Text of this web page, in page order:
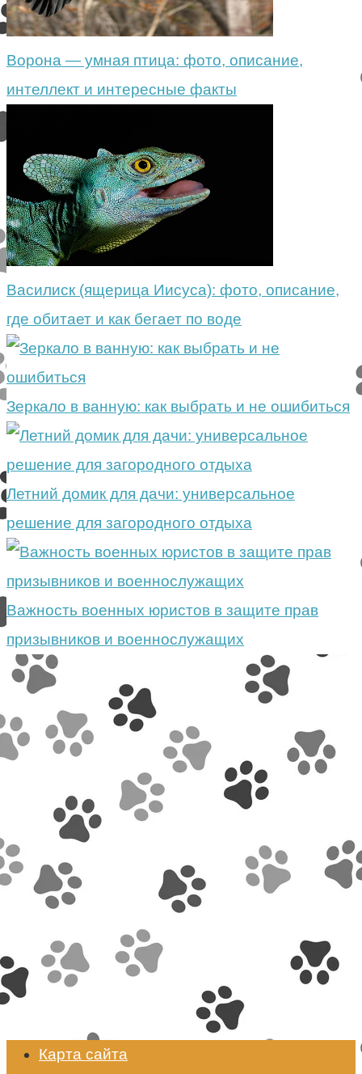
Ворона — умная птица: фото, описание,
интеллект и интересные факты
Василиск (ящерица Иисуса): фото, описание,
где обитает и как бегает по воде
Зеркало в ванную: как выбрать и не ошибиться
Летний домик для дачи: универсальное
решение для загородного отдыха
Важность военных юристов в защите прав
призывников и военнослужащих
Карта сайта